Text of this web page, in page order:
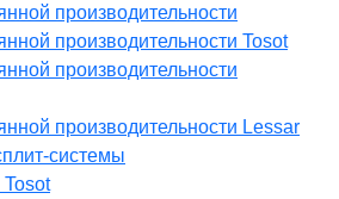
производительности
производительности Tosot
производительности
производительности Lessar
системы